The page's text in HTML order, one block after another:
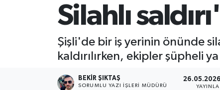
Silahlı
Şişli'de bir iş yerinin önünde
kaldırılırken, ekipler şüpheli
BEKIR ŞIKTAŞ
SORUMLU YAZI İŞLERI MÜDÜRÜ
Iğdır Trafik Yoğunluk Haritası
Süper Lig Puan Durumu ve Fikstür
Tüm Manşetler